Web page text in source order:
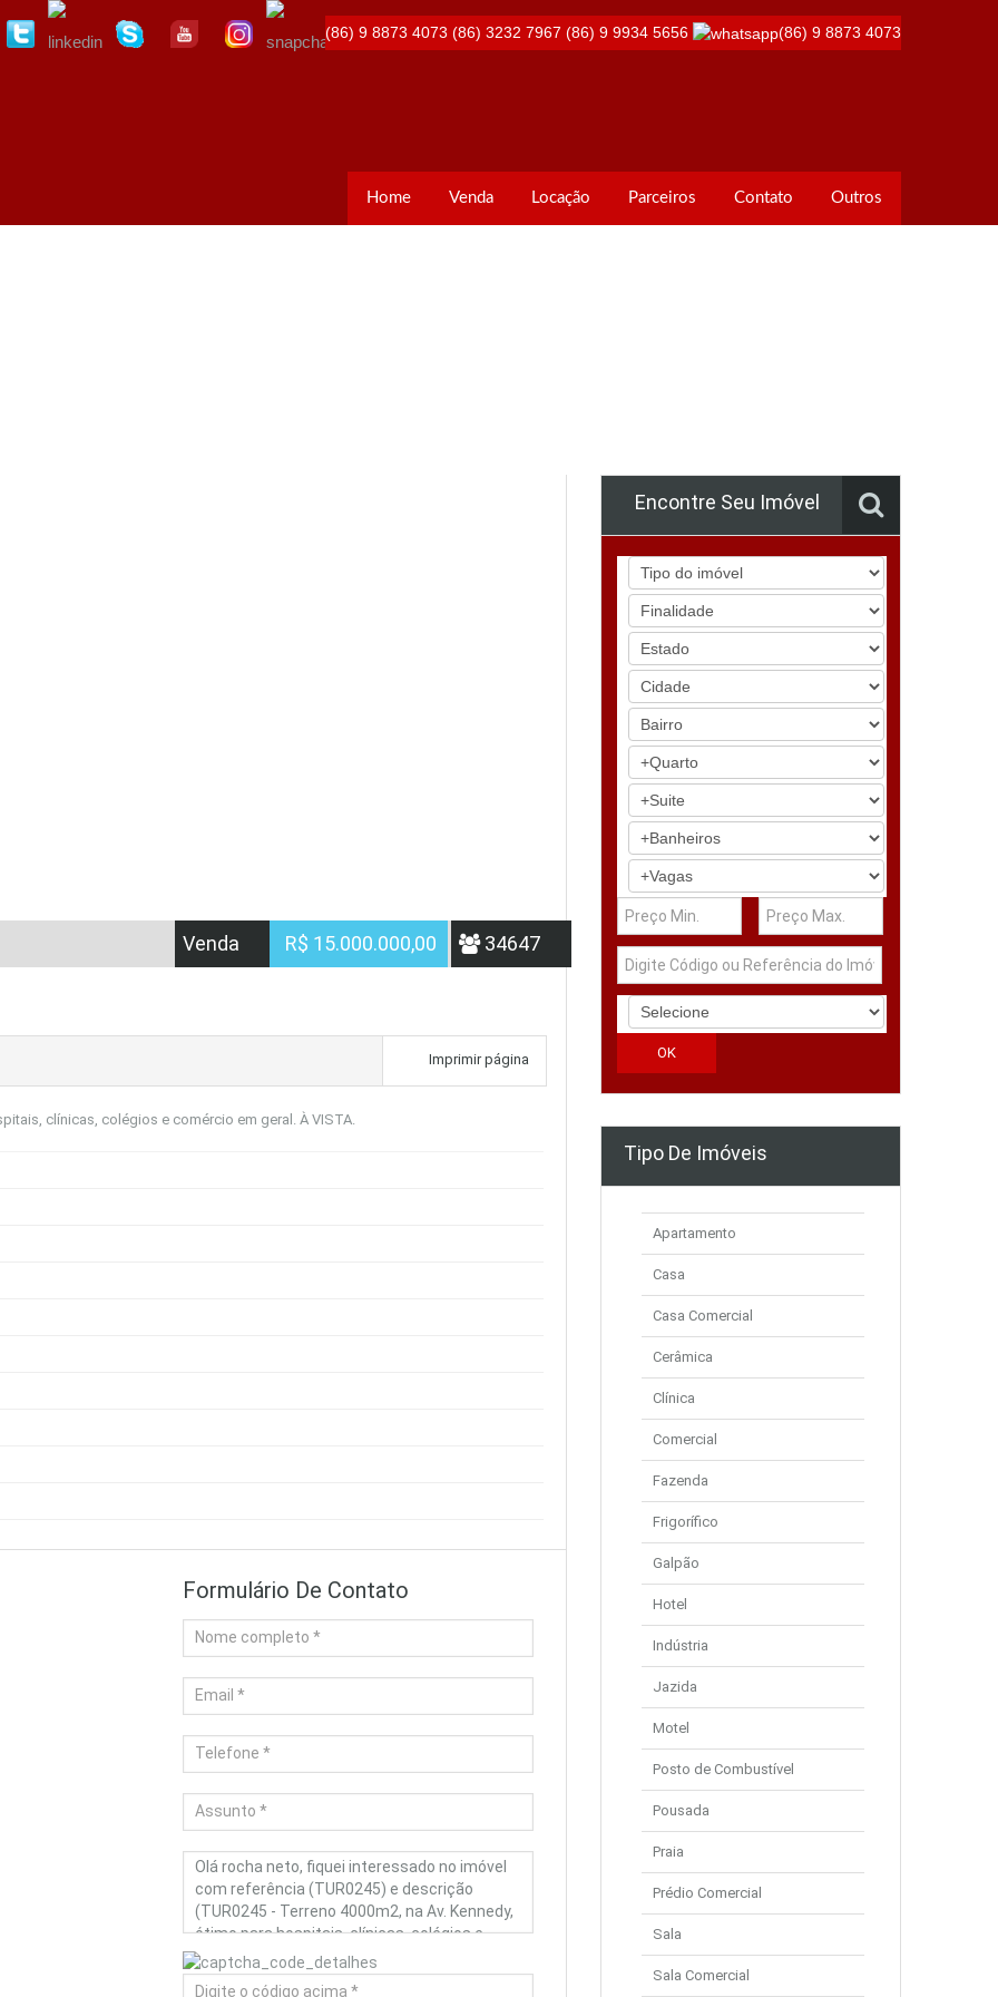
(86) 9 8873 4073 (86) 3232 7967 (86) 9 9934 5656 (86) 9 8873 4073
Home Venda Locação Parceiros Contato Outros
Venda R$ 15.000.000,00 34647
Imprimir página
clínicas, colégios e comércio em geral. À VISTA.
Formulário De Contato
Encontre Seu Imóvel
Tipo De Imóveis
Apartamento
Casa
Casa Comercial
Cerâmica
Clínica
Comercial
Fazenda
Frigorífico
Galpão
Hotel
Indústria
Jazida
Motel
Posto de Combustível
Pousada
Praia
Prédio Comercial
Sala
Sala Comercial